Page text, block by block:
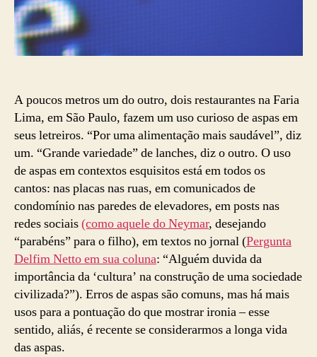
A poucos metros um do outro, dois restaurantes na Faria
Lima, em São Paulo, fazem um uso curioso de aspas em
seus letreiros. “Por uma alimentação mais saudável”, diz
um. “Grande variedade” de lanches, diz o outro. O uso
de aspas em contextos esquisitos está em todos os
cantos: nas placas nas ruas, em comunicados de
condomínio nas paredes de elevadores, em posts nas
redes sociais(como aquele do Neymar, desejando
“parabéns” para o filho), em textos no jornal (Pergunta
Delfim Netto em sua coluna: “Alguém duvida da
importância da ‘cultura’ na construção de uma sociedade
civilizada?”). Erros de aspas são comuns, mas há mais
usos para a pontuação do que mostrar ironia – esse
sentido, aliás, é recente se considerarmos a longa vida
das aspas.